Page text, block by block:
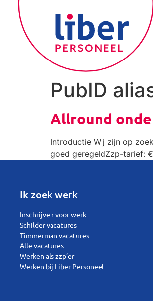
PubID
Allround
Introductie Wij zijn op
goed geregeldZzp-tarief:
Ik zoek werk
Inschrijven voor werk
Schilder vacatures
Timmerman vacatures
Alle vacatures
Werken als zzp’er
Werken bij Liber Personeel